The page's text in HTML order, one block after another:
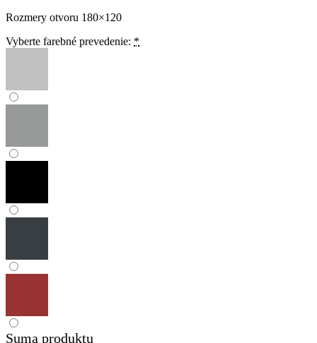
Rozmery otvoru 180×120
Vyberte farebné prevedenie: *
Suma produktu